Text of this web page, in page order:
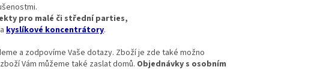
pro malé či střední parties,
a kyslíkové koncentrátory.
a zodpovíme Vaše dotazy. Zboží je zde také možno
Vám můžeme také zaslat domů. Objednávky s osobním